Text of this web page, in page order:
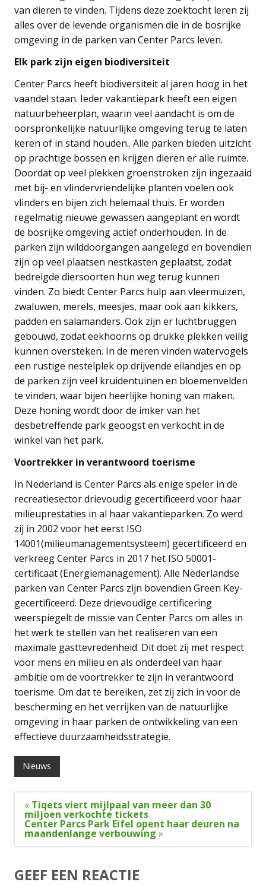
van dieren te vinden. Tijdens deze zoektocht leren zij
alles over de levende organismen die in de bosrijke
omgeving in de parken van Center Parcs leven.
Elk park zijn eigen biodiversiteit
Center Parcs heeft biodiversiteit al jaren hoog in het
vaandel staan. Ieder vakantiepark heeft een eigen
natuurbeheerplan, waarin veel aandacht is om de
oorspronkelijke natuurlijke omgeving terug te laten
keren of in stand houden.. Alle parken bieden uitzicht
op prachtige bossen en krijgen dieren er alle ruimte.
Doordat op veel plekken groenstroken zijn ingezaaid
met bij- en vlindervriendelijke planten voelen ook
vlinders en bijen zich helemaal thuis. Er worden
regelmatig nieuwe gewassen aangeplant en wordt
de bosrijke omgeving actief onderhouden. In de
parken zijn wilddoorgangen aangelegd en bovendien
zijn op veel plaatsen nestkasten geplaatst, zodat
bedreigde diersoorten hun weg terug kunnen
vinden. Zo biedt Center Parcs hulp aan vleermuizen,
zwaluwen, merels, meesjes, maar ook aan kikkers,
padden en salamanders. Ook zijn er luchtbruggen
gebouwd, zodat eekhoorns op drukke plekken veilig
kunnen oversteken. In de meren vinden watervogels
een rustige nestelplek op drijvende eilandjes en op
de parken zijn veel kruidentuinen en bloemenvelden
te vinden, waar bijen heerlijke honing van maken.
Deze honing wordt door de imker van het
desbetreffende park geoogst en verkocht in de
winkel van het park.
Voortrekker in verantwoord toerisme
In Nederland is Center Parcs als enige speler in de
recreatiesector drievoudig gecertificeerd voor haar
milieuprestaties in al haar vakantieparken. Zo werd
zij in 2002 voor het eerst ISO
14001(milieumanagementsysteem) gecertificeerd en
verkreeg Center Parcs in 2017 het ISO 50001-
certificaat (Energiemanagement). Alle Nederlandse
parken van Center Parcs zijn bovendien Green Key-
gecertificeerd. Deze drievoudige certificering
weerspiegelt de missie van Center Parcs om alles in
het werk te stellen van het realiseren van een
maximale gasttevredenheid. Dit doet zij met respect
voor mens en milieu en als onderdeel van haar
ambitie om de voortrekker te zijn in verantwoord
toerisme. Om dat te bereiken, zet zij zich in voor de
bescherming en het verrijken van de natuurlijke
omgeving in haar parken de ontwikkeling van een
effectieve duurzaamheidsstrategie.
Nieuws
Bericht
navigatie
« Tiqets viert mijlpaal van meer dan 30
miljoen verkochte tickets
Center Parcs Park Eifel opent haar deuren na
maandenlange verbouwing »
GEEF EEN REACTIE